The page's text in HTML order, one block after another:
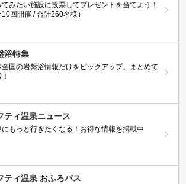
てみたい施設に投票してプレゼントを当てよう！
10回開催 / 合計260名様）
浴特集
全国の岩盤浴情報だけをピックアップ。まとめて
ティ温泉ニュース
にもっと行きたくなる！お得な情報を掲載中
ティ温泉 おふろパス